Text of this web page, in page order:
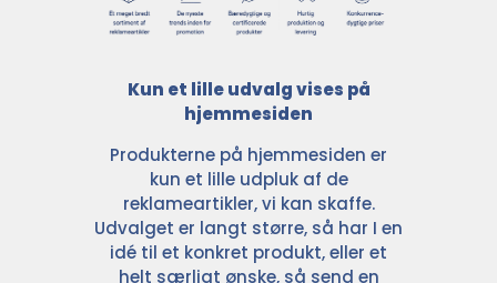
Kun et lille udvalg vises på
hjemmesiden
Produkterne på hjemmesiden er
kun et lille udpluk af de
reklameartikler, vi kan skaffe.
Udvalget er langt større, så har I en
idé til et konkret produkt, eller et
helt særligt ønske, så send en